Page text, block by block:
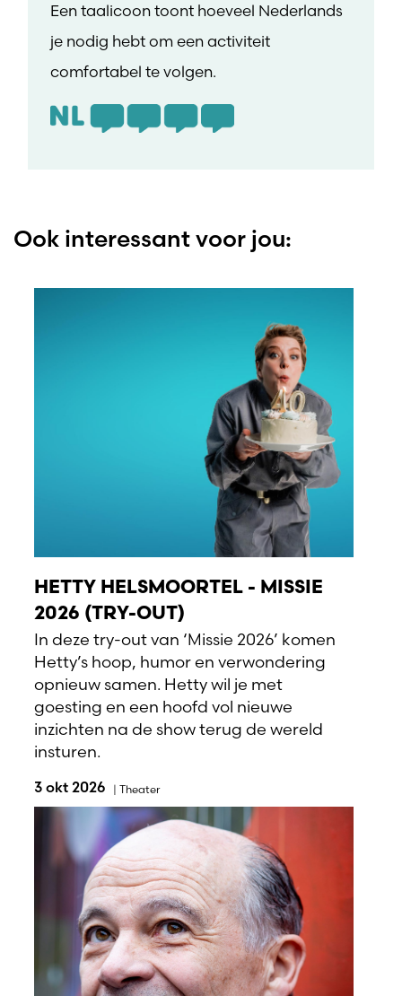
Een taalicoon toont hoeveel Nederlands
je nodig hebt om een activiteit
comfortabel te volgen.
Ook interessant voor jou:
HETTY HELSMOORTEL - MISSIE
2026 (TRY-OUT)
In deze try-out van ‘Missie 2026’ komen
Hetty’s hoop, humor en verwondering
opnieuw samen. Hetty wil je met
goesting en een hoofd vol nieuwe
inzichten na de show terug de wereld
insturen.
3 okt 2026 | Theater